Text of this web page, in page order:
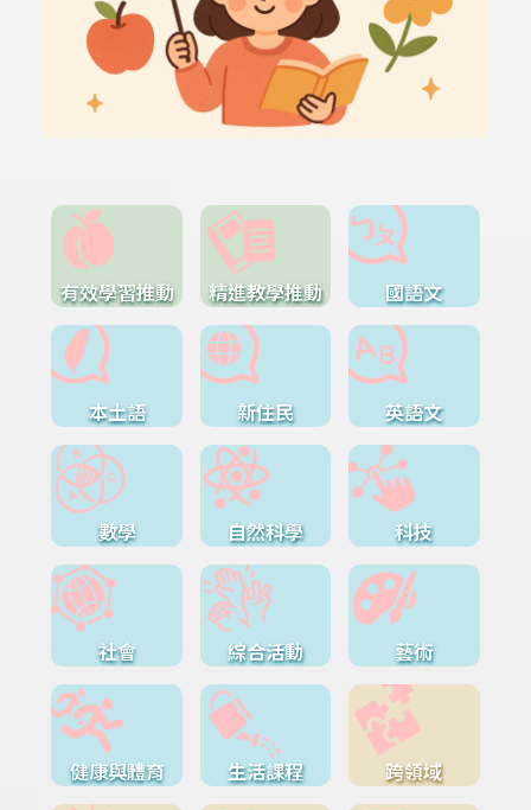
有效學習推動 精進教學推動 國語文
本土語 新住民 英語文
數學 自然科學 科技
社會 綜合活動 藝術
健康與體育 生活課程 跨領域